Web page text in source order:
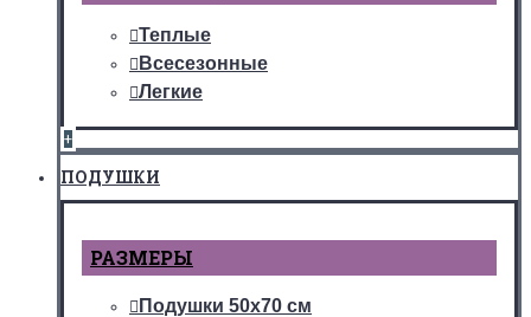
Теплые
Всесезонные
Легкие
+
ПОДУШКИ
РАЗМЕРЫ
Подушки 50х70 см